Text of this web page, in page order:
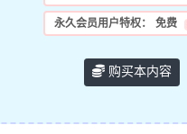
永久会员用户特权： 免费
购买本内容